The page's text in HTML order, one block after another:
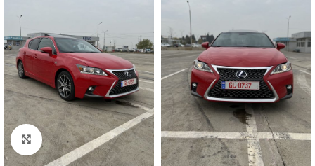
Click to enlarge